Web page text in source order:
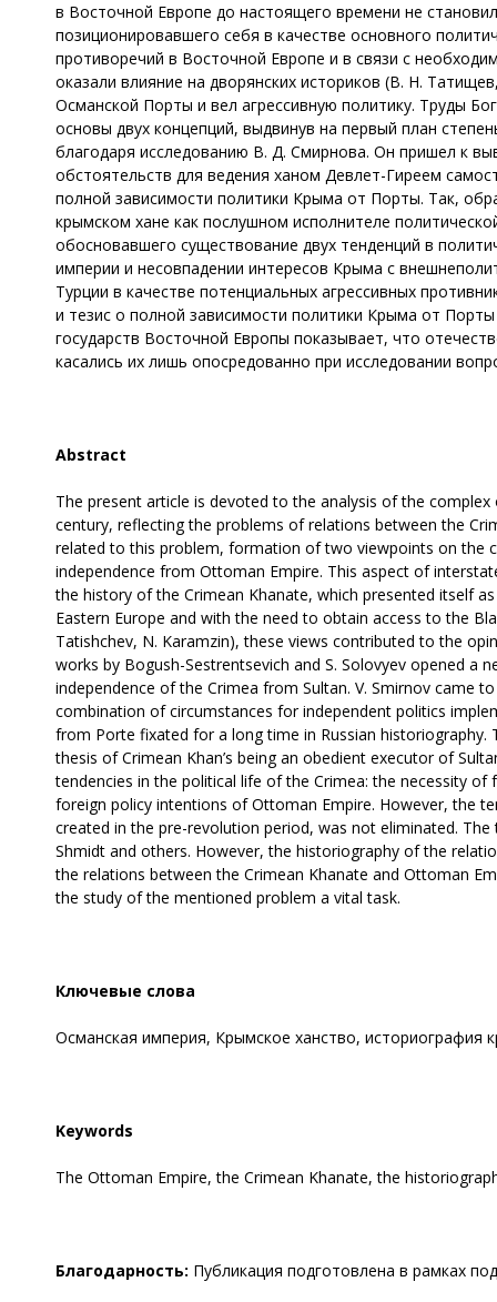
в Восточной Европе до настоящего времени не
позиционировавшего себя в качестве основного
противоречий в Восточной Европе и в связи с
оказали влияние на дворянских историков (В. Н.
Османской Порты и вел агрессивную политику. Труды
основы двух концепций, выдвинув на первый план
благодаря исследованию В. Д. Смирнова. Он пришел к
обстоятельств для ведения ханом Девлет-Гиреем
полной зависимости политики Крыма от Порты. Так,
крымском хане как послушном исполнителе
обосновавшего существование двух тенденций в
империи и несовпадении интересов Крыма с
Турции в качестве потенциальных агрессивных
и тезис о полной зависимости политики Крыма от
государств Восточной Европы показывает, что
касались их лишь опосредованно при исследовании
Abstract
The present article is devoted to the analysis of the
century, reflecting the problems of relations between the
related to this problem, formation of two viewpoints on the
independence from Ottoman Empire. This aspect of
the history of the Crimean Khanate, which presented itself
Eastern Europe and with the need to obtain access to the
Tatishchev, N. Karamzin), these views contributed to the
works by Bogush-Sestrentsevich and S. Solovyev opened
independence of the Crimea from Sultan. V. Smirnov came
combination of circumstances for independent politics
from Porte fixated for a long time in Russian
thesis of Crimean Khan’s being an obedient executor of
tendencies in the political life of the Crimea: the necessity
foreign policy intentions of Ottoman Empire. However, the
created in the pre-revolution period, was not eliminated.
Shmidt and others. However, the historiography of the
the relations between the Crimean Khanate and Ottoman
the study of the mentioned problem a vital task.
Ключевые слова
Османская империя, Крымское ханство, историография
Keywords
The Ottoman Empire, the Crimean Khanate, the
Благодарность: Публикация подготовлена в рамках